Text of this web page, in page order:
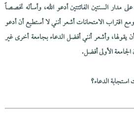
مدار السنتين الفائتتين أدعو الله، وأسأله تخصصاً
اقتراب الامتحانات أشعر أنني لا أستطيع أن أدعو
يقولها، وأشعر أنني أفضل الدعاء بجامعة أخرى غير
الأولى أفضل.
الدعاء؟